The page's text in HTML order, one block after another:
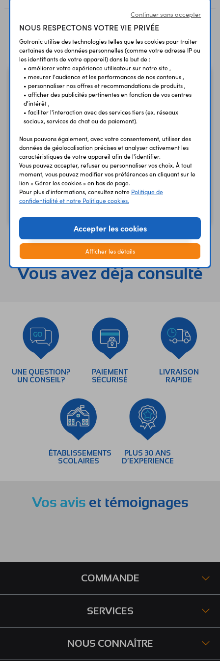
Produits liés à cet article
Matrice CharliePlex
16x9 à leds rouges
ADA2947
6,80 € TTC
Matrice CharliePlex
16x9 à leds vertes
ADA2972
7,95 €
Vous avez déja consulté
UNE QUESTION?
UN CONSEIL?
PAIEMENT
SÉCURISÉ
LIVRAISON
RAPIDE
ÉTABLISSEMENTS
SCOLAIRES
PLUS 30 ANS
D’EXPERIENCE
Vos avis et témoignages
COMMANDE
SERVICES
NOUS CONNAÎTRE
Continuer sans accepter
NOUS RESPECTONS VOTRE VIE PRIVÉE
Gotronic utilise des technologies telles que les cookies pour traiter
certaines de vos données personnelles (comme votre adresse IP ou
les identifiants de votre appareil) dans le but de :
• améliorer votre expérience utilisateur sur notre site ,
• mesurer l'audience et les performances de nos contenus ,
• personnaliser nos offres et recommandations de produits ,
• afficher des publicités pertinentes en fonction de vos centres
d'intérêt ,
• faciliter l'interaction avec des services tiers (ex. réseaux
sociaux, services de chat ou de paiement).
Nous pouvons également, avec votre consentement, utiliser des
données de géolocalisation précises et analyser activement les
caractéristiques de votre appareil afin de l'identifier.
Vous pouvez accepter, refuser ou personnaliser vos choix. À tout
moment, vous pouvez modifier vos préférences en cliquant sur le
lien « Gérer les cookies » en bas de page.
Pour plus d'informations, consultez notre Politique de
confidentialité et notre Politique cookies.
Accepter les cookies
Afficher les détails